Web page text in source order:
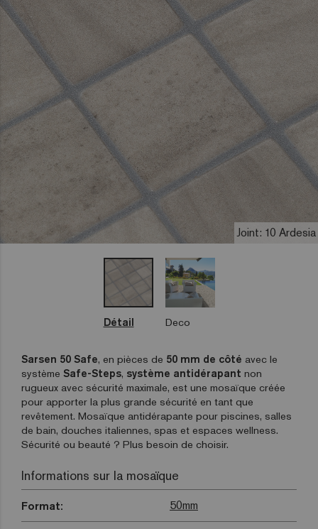
Joint: 10 Ardesia
Détail Deco
Sarsen 50 Safe, en pièces de 50 mm de côté avec le
système Safe-Steps, système antidérapant non
rugueux avec sécurité maximale, est une mosaïque créée
pour apporter la plus grande sécurité en tant que
revêtement. Mosaïque antidérapante pour piscines, salles
de bain, douches italiennes, spas et espaces wellness.
Sécurité ou beauté ? Plus besoin de choisir.
Informations sur la mosaïque
Format: 50mm